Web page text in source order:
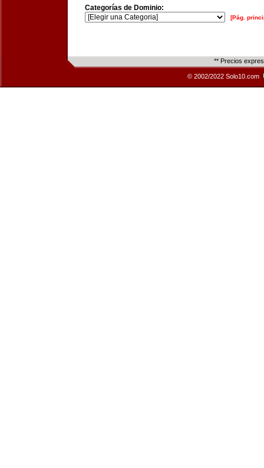
Categorías de Dominio:
[Pág.
** Precios
© 2002/2022 Solo10.com